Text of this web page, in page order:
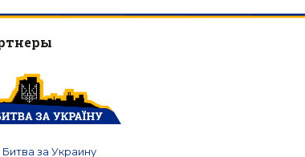
Битва за Украину